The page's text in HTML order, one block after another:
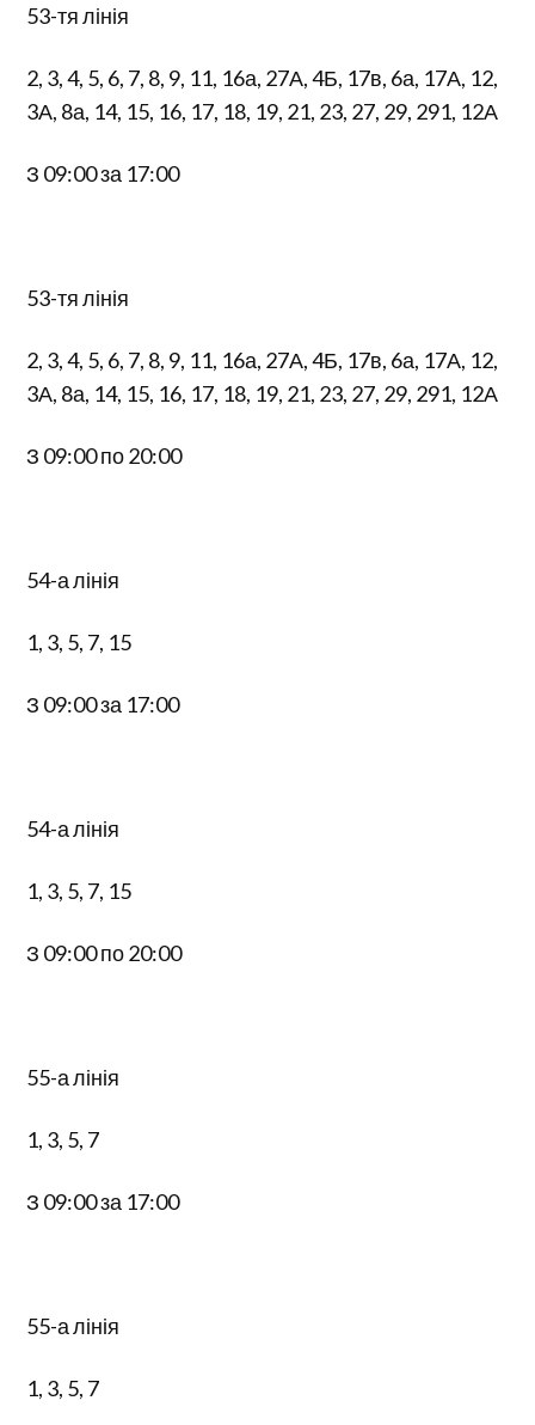
53-тя лінія
2, 3, 4, 5, 6, 7, 8, 9, 11, 16а, 27А, 4Б, 17в, 6а, 17А, 12,
3А, 8а, 14, 15, 16, 17, 18, 19, 21, 23, 27, 29, 291, 12А
З 09:00 за 17:00
53-тя лінія
2, 3, 4, 5, 6, 7, 8, 9, 11, 16а, 27А, 4Б, 17в, 6а, 17А, 12,
3А, 8а, 14, 15, 16, 17, 18, 19, 21, 23, 27, 29, 291, 12А
З 09:00 по 20:00
54-а лінія
1, 3, 5, 7, 15
З 09:00 за 17:00
54-а лінія
1, 3, 5, 7, 15
З 09:00 по 20:00
55-а лінія
1, 3, 5, 7
З 09:00 за 17:00
55-а лінія
1, 3, 5, 7